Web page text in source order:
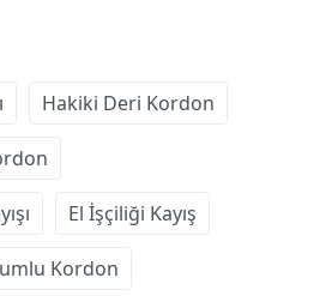
Hakiki Deri Kordon
El İşçiliği Kayış
Kordon